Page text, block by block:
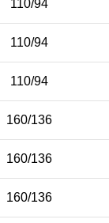
110/94
110/94
110/94
160/136
160/136
160/136